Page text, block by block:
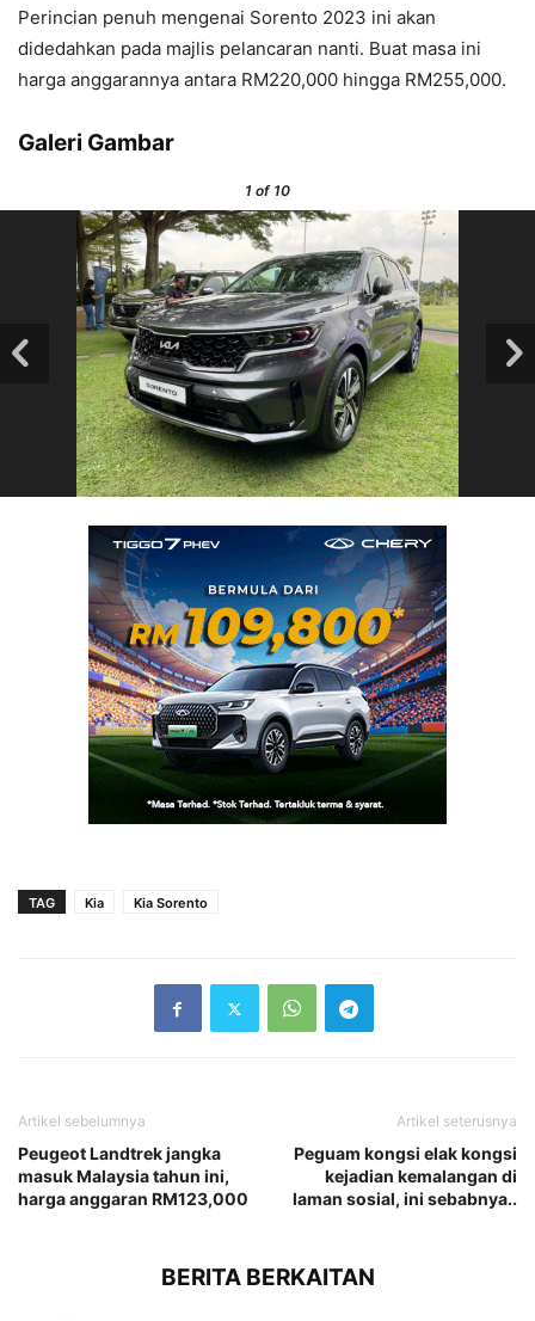
Perincian penuh mengenai Sorento 2023 ini akan
didedahkan pada majlis pelancaran nanti. Buat masa ini
harga anggarannya antara RM220,000 hingga RM255,000.
Galeri Gambar
1 of 10
TAG Kia Kia Sorento
Artikel sebelumnya
Peugeot Landtrek jangka
masuk Malaysia tahun ini,
harga anggaran RM123,000
Artikel seterusnya
Peguam kongsi elak kongsi
kejadian kemalangan di
laman sosial, ini sebabnya..
BERITA BERKAITAN